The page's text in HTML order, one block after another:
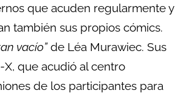
que acuden regularmente y
también sus propios cómics.
vacío”de Léa Murawiec. Sus
que acudió al centro
de los participantes para